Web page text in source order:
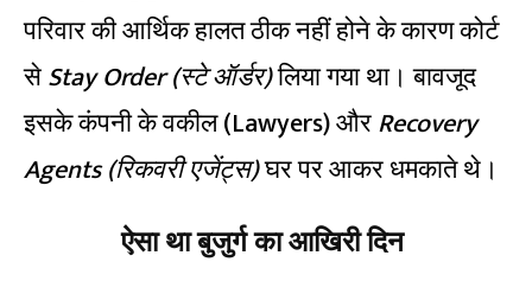
परिवार की आर्थिक हालत ठीक नहीं होने के कारण कोर्ट
सेStay Order (स्टे ऑर्डर)लिया गया था। बावजूद
इसके कंपनी के वकील (Lawyers) औरRecovery
Agents (रिकवरी एजेंट्स)घर पर आकर धमकाते थे।
ऐसा था बुजुर्ग का आखिरी दिन